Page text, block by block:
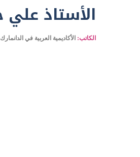
الأستاذ علي
الكاتب: الأكاديمية العربية في الدانمارك